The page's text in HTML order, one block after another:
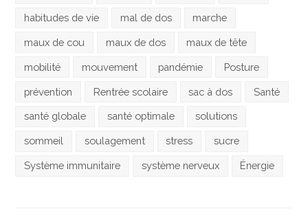
habitudes de vie mal de dos marche
maux de cou maux de dos maux de tête
mobilité mouvement pandémie Posture
prévention Rentrée scolaire sac à dos Santé
santé globale santé optimale solutions
sommeil soulagement stress sucre
Système immunitaire système nerveux Énergie